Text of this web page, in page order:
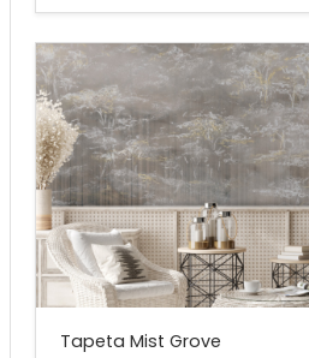
Tapeta Mist Grove